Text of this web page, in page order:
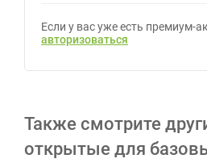
Если у вас уже есть премиум-
авторизоваться
Также смотрите
открытые для